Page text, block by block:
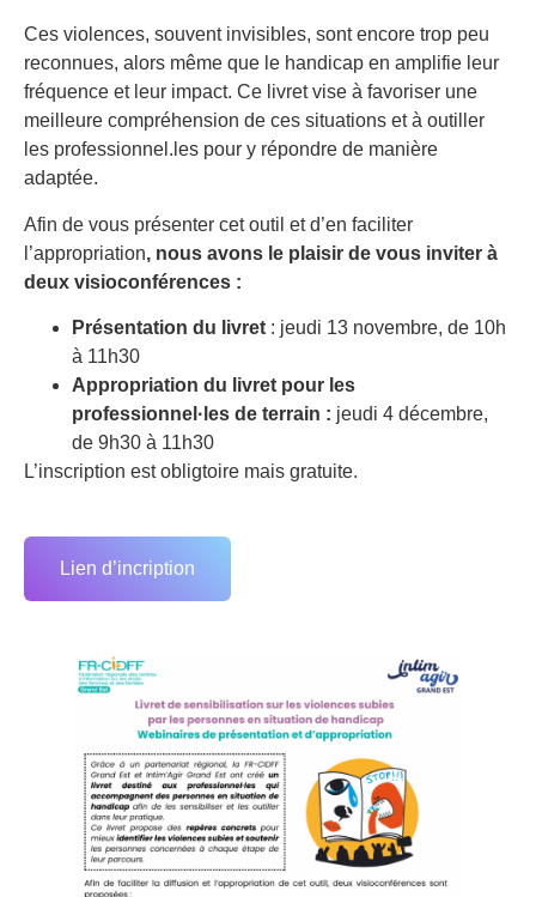
Ces violences, souvent invisibles, sont encore trop peu
reconnues, alors même que le handicap en amplifie leur
fréquence et leur impact. Ce livret vise à favoriser une
meilleure compréhension de ces situations et à outiller
les professionnel.les pour y répondre de manière
adaptée.
Afin de vous présenter cet outil et d’en faciliter
l’appropriation, nous avons le plaisir de vous inviter à
deux visioconférences :
Présentation du livret : jeudi 13 novembre, de 10h
à 11h30
Appropriation du livret pour les
professionnel·les de terrain : jeudi 4 décembre,
de 9h30 à 11h30
L’inscription est obligtoire mais gratuite.
Lien d’incription